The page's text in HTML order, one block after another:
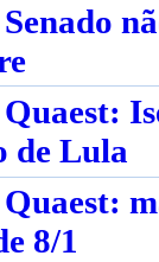
Senado
Quaest:
de Lula
Quaest:
8/1